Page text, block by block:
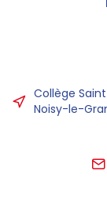
Collège
Noisy-le-